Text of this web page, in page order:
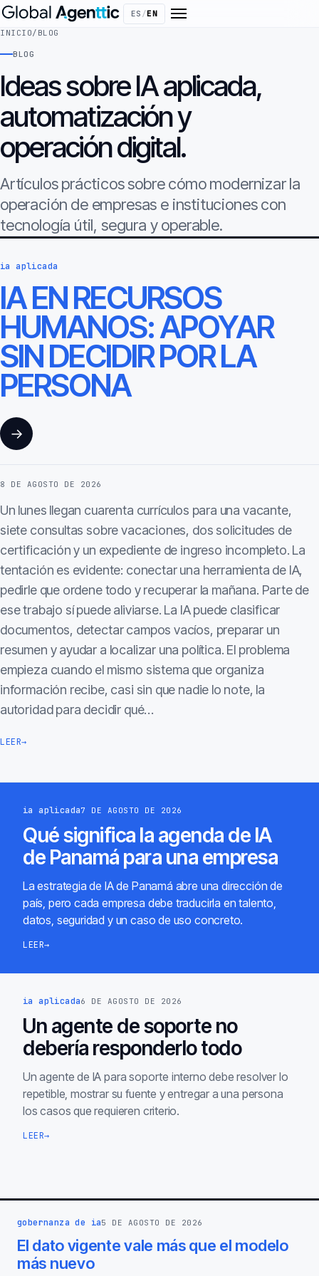
ES /EN
INICIO/ BLOG
BLOG
Ideas sobre IA aplicada,
automatización y
operación digital.
Artículos prácticos sobre cómo modernizar la
operación de empresas e instituciones con
tecnología útil, segura y operable.
ia aplicada
IA EN RECURSOS
HUMANOS: APOYAR
SIN DECIDIR POR LA
PERSONA
→
8 DE AGOSTO DE 2026
Un lunes llegan cuarenta currículos para una vacante,
siete consultas sobre vacaciones, dos solicitudes de
certificación y un expediente de ingreso incompleto. La
tentación es evidente: conectar una herramienta de IA,
pedirle que ordene todo y recuperar la mañana. Parte de
ese trabajo sí puede aliviarse. La IA puede clasificar
documentos, detectar campos vacíos, preparar un
resumen y ayudar a localizar una política. El problema
empieza cuando el mismo sistema que organiza
información recibe, casi sin que nadie lo note, la
autoridad para decidir qué…
LEER→
ia aplicada7 DE AGOSTO DE 2026
Qué significa la agenda de IA
de Panamá para una empresa
La estrategia de IA de Panamá abre una dirección de
país, pero cada empresa debe traducirla en talento,
datos, seguridad y un caso de uso concreto.
LEER→
ia aplicada6 DE AGOSTO DE 2026
Un agente de soporte no
debería responderlo todo
Un agente de IA para soporte interno debe resolver lo
repetible, mostrar su fuente y entregar a una persona
los casos que requieren criterio.
LEER→
gobernanza de ia5 DE AGOSTO DE 2026
El dato vigente vale más que el modelo
más nuevo